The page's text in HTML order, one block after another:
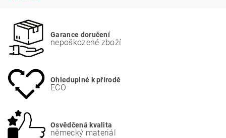
Garance doručení
nepoškozené zboží
Ohleduplné k přírodě
ECO
Osvědčená kvalita
německý materiál